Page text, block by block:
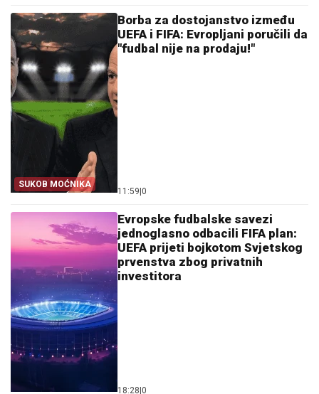
SUKOB MOĆNIKA
Borba za dostojanstvo između
UEFA i FIFA: Evropljani poručili da
"fudbal nije na prodaju!"
11:59 0
Evropske fudbalske savezi
jednoglasno odbacili FIFA plan:
UEFA prijeti bojkotom Svjetskog
prvenstva zbog privatnih
investitora
18:28 0